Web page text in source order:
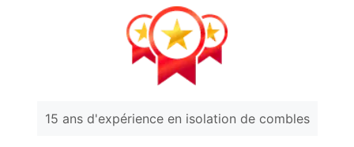
15 ans d'expérience en isolation de combles